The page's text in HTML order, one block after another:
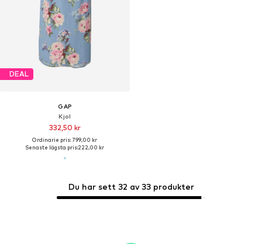
DEAL
GAP
Kjol
332,50 kr
Ordinarie pris: 799,00 kr
Senaste lägsta pris:222,00 kr
Du har sett 32 av 33 produkter